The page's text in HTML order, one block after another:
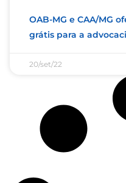
OAB-MG e CAA/MG
grátis para a
20/set/22